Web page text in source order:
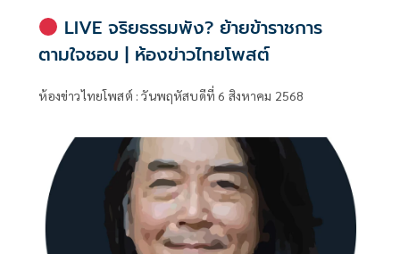
LIVE จริยธรรมพัง? ย้ายข้าราชการ
ตามใจชอบ | ห้องข่าวไทยโพสต์
ห้องข่าวไทยโพสต์ : วันพฤหัสบดีที่ 6 สิงหาคม 2568